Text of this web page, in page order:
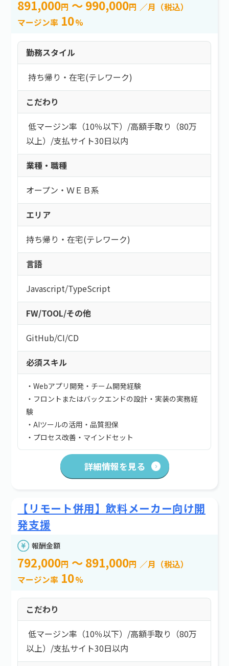
891,000円 ～ 990,000円 ／月（税込）
マージン率 10%
勤務スタイル
持ち帰り・在宅(テレワーク)
こだわり
低マージン率（10％以下） /高額手取り（80万
以上） /支払サイト30日以内
業種・職種
オープン・ＷＥＢ系
エリア
持ち帰り・在宅(テレワーク)
言語
Javascript/TypeScript
FW/TOOL/その他
GitHub/CI/CD
必須スキル
・Webアプリ開発・チーム開発経験
・フロントまたはバックエンドの設計・実装の実務経
験
・AIツールの活用・品質担保
・プロセス改善・マインドセット
詳細情報を見る
【リモート併用】飲料メーカー向け開
発支援
報酬金額
792,000円 ～ 891,000円 ／月（税込）
マージン率 10%
こだわり
低マージン率（10％以下） /高額手取り（80万
以上） /支払サイト30日以内